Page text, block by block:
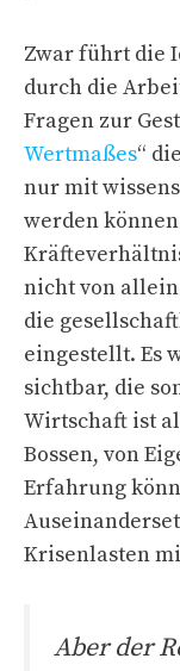
Zwar führt die
durch die
Fragen zur
Wertmaßes“
nur mit
werden
nicht von
die
eingestellt. Es
sichtbar, die
Wirtschaft ist
Bossen, von
Erfahrung
Krisenlasten
Aber der